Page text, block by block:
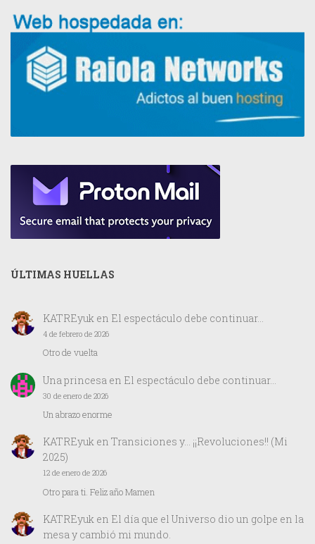
ÚLTIMAS HUELLAS
KATREyuk en El espectáculo debe continuar…
4 de febrero de 2026
Otro de vuelta
Una princesa en El espectáculo debe continuar…
30 de enero de 2026
Un abrazo enorme
KATREyuken Transiciones y… ¡¡Revoluciones!! (Mi
2025)
12 de enero de 2026
Otro para ti. Feliz año Mamen
KATREyuken El día que el Universo dio un golpe en la
mesa y cambió mi mundo.